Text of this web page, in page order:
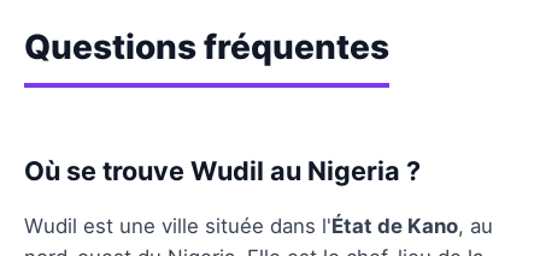
Questions fréquentes
Où se trouve Wudil au Nigeria ?
Wudil est une ville située dans l'État de Kano, au